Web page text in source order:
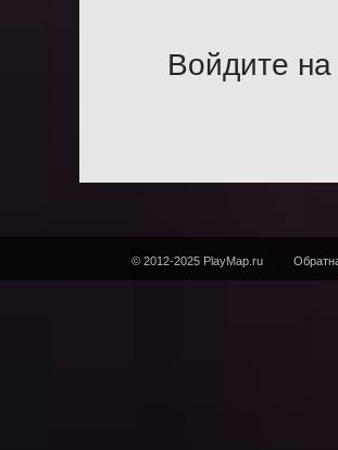
Войдите на
© 2012-2025 PlayMap.ru